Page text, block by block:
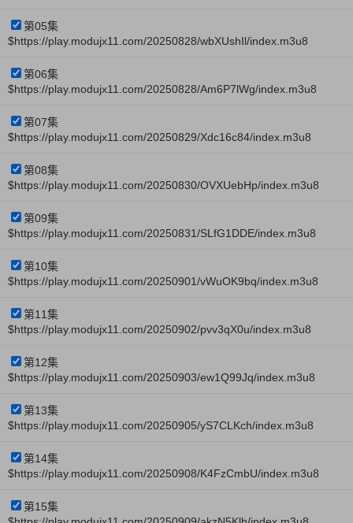
第05集
$https://play.modujx11.com/20250828/wbXUshIl/index.m3u8
第06集
$https://play.modujx11.com/20250828/Am6P7lWg/index.m3u8
第07集
$https://play.modujx11.com/20250829/Xdc16c84/index.m3u8
第08集
$https://play.modujx11.com/20250830/OVXUebHp/index.m3u8
第09集
$https://play.modujx11.com/20250831/SLfG1DDE/index.m3u8
第10集
$https://play.modujx11.com/20250901/vWuOK9bq/index.m3u8
第11集
$https://play.modujx11.com/20250902/pvv3qX0u/index.m3u8
第12集
$https://play.modujx11.com/20250903/ew1Q99Jq/index.m3u8
第13集
$https://play.modujx11.com/20250905/yS7CLKch/index.m3u8
第14集
$https://play.modujx11.com/20250908/K4FzCmbU/index.m3u8
第15集